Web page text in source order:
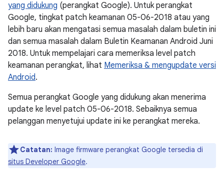
yang didukung (perangkat Google). Untuk perangkat
Google, tingkat patch keamanan 05-06-2018 atau yang
lebih baru akan mengatasi semua masalah dalam buletin ini
dan semua masalah dalam Buletin Keamanan Android Juni
2018. Untuk mempelajari cara memeriksa level patch
keamanan perangkat, lihat Memeriksa & mengupdate versi
Android.
Semua perangkat Google yang didukung akan menerima
update ke level patch 05-06-2018. Sebaiknya semua
pelanggan menyetujui update ini ke perangkat mereka.
Catatan: Image firmware perangkat Google tersedia di
situs Developer Google.